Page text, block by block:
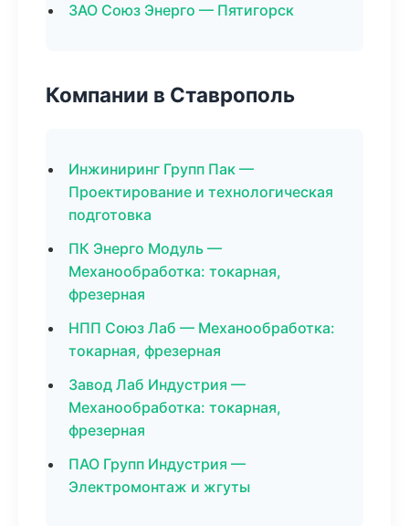
ЗАО Союз Энерго — Пятигорск
Компании в Ставрополь
Инжиниринг Групп Пак —
Проектирование и технологическая
подготовка
ПК Энерго Модуль —
Механообработка: токарная,
фрезерная
НПП Союз Лаб — Механообработка:
токарная, фрезерная
Завод Лаб Индустрия —
Механообработка: токарная,
фрезерная
ПАО Групп Индустрия —
Электромонтаж и жгуты